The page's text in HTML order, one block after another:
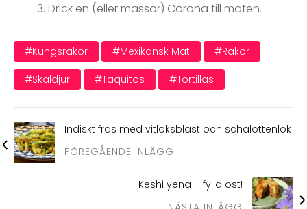
Drick en (eller massor) Corona till maten.
#kungsräkor #mexikansk Mat #räkor
#skaldjur #taquitos #tortillas
Indiskt fräs med vitlöksblast och schalottenlök
FÖREGÅENDE INLÄGG
Keshi yena – fylld ost!